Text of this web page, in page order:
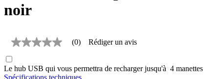
noir
Aucune
de
notation
Lien
(0) Rédiger un avis
Le hub USB qui vous permettra de recharger jusqu'à 4 manettes
Spécifications techniques